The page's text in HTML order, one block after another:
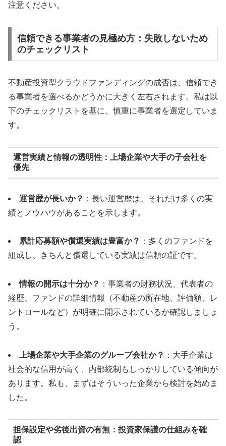
注意ください。
信頼できる事業者の見極め方：失敗しないため
のチェックリスト
不動産投資型クラウドファンディングの成否は、信頼でき
る事業者を選べるかどうかに大きく左右されます。私は以
下のチェックリストを基に、慎重に事業者を選定していま
す。
運営実績と情報の透明性：上場企業や大手の子会社を
優先
運営歴が長いか？ ：長い運営歴は、それだけ多くの実
績とノウハウがあることを示します。
累計応募額や償還実績は豊富か？ ：多くのファンドを
組成し、きちんと償還している実績は信頼の証です。
情報の開示は十分か？ ：事業者の財務状況、代表者の
経歴、ファンドの詳細情報（不動産の所在地、評価額、レ
ントロールなど）が明確に開示されているか確認しましょ
う。
上場企業や大手企業のグループ会社か？ ：大手企業は
社会的な信用が高く、内部統制もしっかりしている傾向が
あります。私も、まずはそういった企業から検討を始めま
した。
担保設定や劣後出資の有無：投資家保護の仕組みを確
認